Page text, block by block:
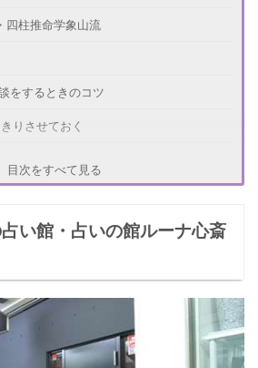
四柱推命学象山流
をするときのコツ
りさせておく
目次をすべて見る
い館・占いの館ルーナ心斎